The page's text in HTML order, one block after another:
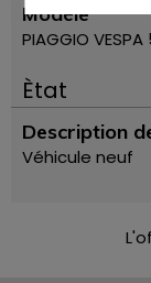
Modèle
PIAGGIO VESPA
Ètat
Description
Véhicule neuf